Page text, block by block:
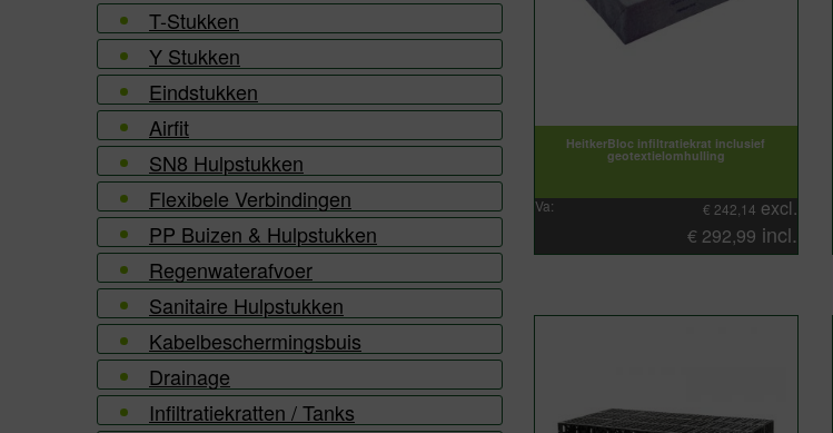
T-Stukken
Y Stukken
Eindstukken
Airfit
SN8 Hulpstukken
Flexibele Verbindingen
PP Buizen & Hulpstukken
Regenwaterafvoer
Sanitaire Hulpstukken
Kabelbeschermingsbuis
Drainage
Infiltratiekratten / Tanks
HeitkerBloc infiltratiekrat inclusief
geotextielomhulling
Va: € 242,14 excl.
€ 292,99 incl.